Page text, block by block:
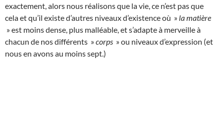
exactement, alors nous réalisons que la vie, ce n’est pas que
cela et qu’il existe d’autres niveaux d’existence où » la matière
» est moins dense, plus malléable, et s’adapte à merveille à
chacun de nos différents »corps » ou niveaux d’expression (et
nous en avons au moins sept.)